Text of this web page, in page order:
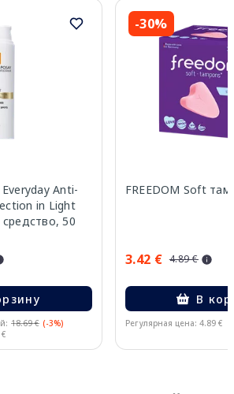
Everyday Anti-
in Light
50
18.69 € (-3%)
-30%
FREEDOM Soft
3.42 € 4.89 €
В
Регулярная цена: 4.89 €